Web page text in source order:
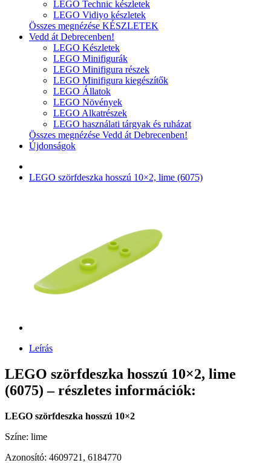
LEGO Technic készletek
LEGO Vidiyo készletek
Összes megnézése KÉSZLETEK
Vedd át Debrecenben!
LEGO Készletek
LEGO Minifigurák
LEGO Minifigura részek
LEGO Minifigura kiegészítők
LEGO Állatok
LEGO Növények
LEGO Alkatrészek
LEGO használati tárgyak és ruházat
Összes megnézése Vedd át Debrecenben!
Újdonságok
LEGO szörfdeszka hosszú 10×2, lime (6075)
Leírás
LEGO szörfdeszka hosszú 10×2, lime
(6075) – részletes információk:
LEGO szörfdeszka hosszú 10×2
Színe: lime
Azonosító: 4609721, 6184770